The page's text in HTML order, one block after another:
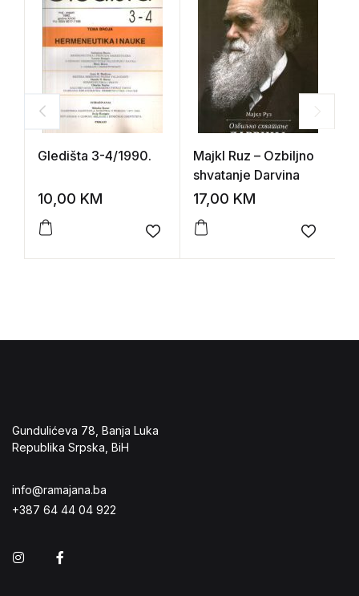
Gledišta 3-4/1990.
10,00 KM
Add to wishlist
Majkl Ruz – Ozbiljno
shvatanje Darvina
17,00 KM
Add to
Gundulićeva 78, Banja Luka
Republika Srpska, BiH
info@ramajana.ba
+387 64 44 04 922
Instagram